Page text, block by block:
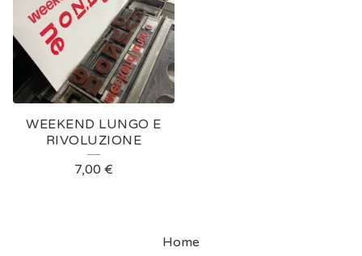
WEEKEND LUNGO E
RIVOLUZIONE
7,00 €
Home